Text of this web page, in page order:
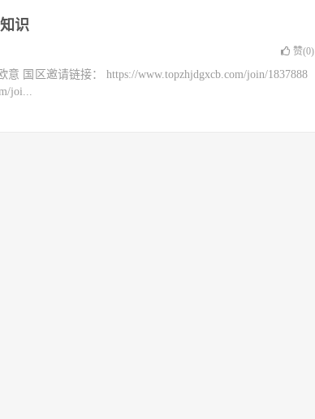
识
赞(0)
国区邀请链接： https://www.topzhjdgxcb.com/join/1837888
joi...